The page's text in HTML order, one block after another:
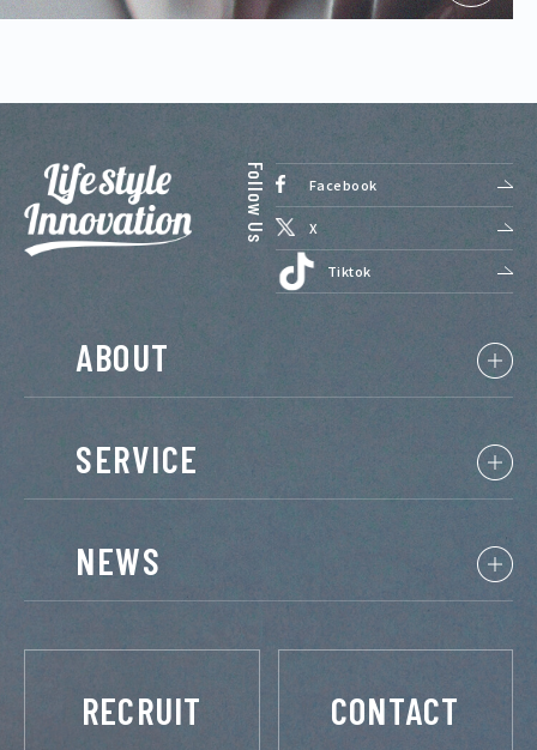
Facebook
X
Tiktok
ABOUT
SERVICE
NEWS
RECRUIT CONTACT